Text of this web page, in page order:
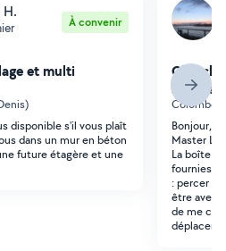
À convenir
et multi
disponible s'il vous plaît
dans un mur en béton
future étagère et une
services
Colombes
Bonjour,
Master
La boîte
fournies.
: percer 4
être avec
de me